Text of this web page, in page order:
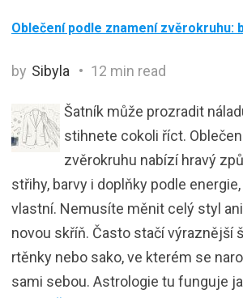
Oblečení podle znamení zvěrokruhu:
by Sibyla 12 min read
Šatník může prozradit
stihnete cokoli říct.
zvěrokruhu nabízí hravý
střihy, barvy i doplňky podle
vlastní. Nemusíte měnit celý styl
novou skříň. Často stačí výraznější
rtěnky nebo sako, ve kterém se
sami sebou. Astrologie tu funguje